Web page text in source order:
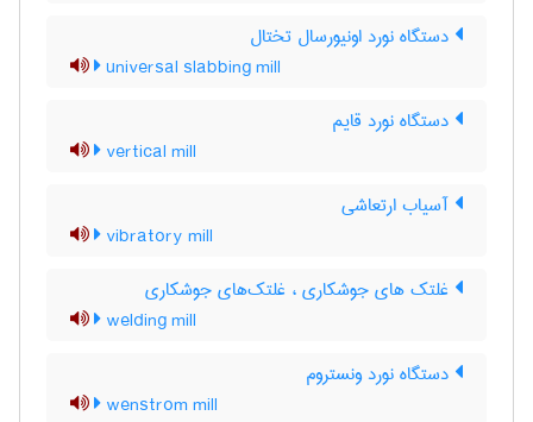
دستگاه نورد اونیورسال تختال
universal slabbing mill
دستگاه نورد قایم
vertical mill
آسیاب ارتعاشی
vibratory mill
غلتک های جوشکاری ، غلتک‌های جوشکاری
welding mill
دستگاه نورد ونستروم
wenstrom mill